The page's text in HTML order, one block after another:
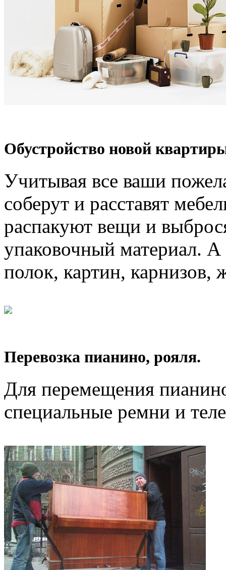
Обустройство новой
Учитывая все ваши
соберут и расставят
распакуют вещи и
упаковочный материал. А
полок, картин, карнизов,
Перевозка пианино, рояля.
Для перемещения
специальные ремни и